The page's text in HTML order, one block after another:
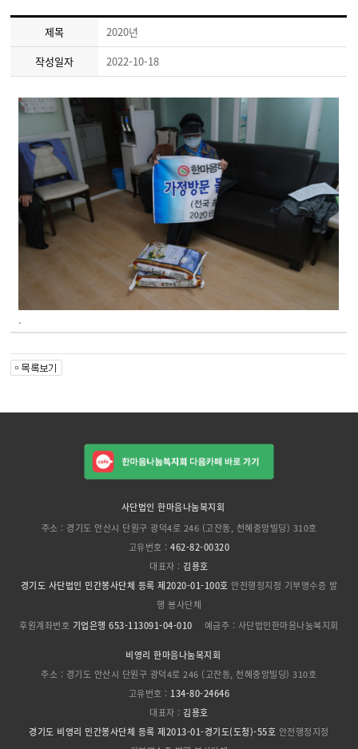
제목
2020년
작성일자
2022-10-18
.
사단법인 한마음나눔복지회
주소 : 경기도 안산시 단원구 광덕4로 246 (고잔동, 천혜중앙빌딩) 310호
고유번호 :462-82-00320
대표자 : 김용호
경기도 사단법인 민간봉사단체 등록 제2020-01-100호 안전행정지정 기부영수증 발
행 봉사단체
후원계좌번호 기업은행 653-113091-04-010 예금주 : 사단법인한마음나눔복지회
비영리 한마음나눔복지회
주소 : 경기도 안산시 단원구 광덕4로 246 (고잔동, 천혜중앙빌딩) 310호
고유번호 : 134-80-24646
대표자 : 김용호
경기도 비영리 민간봉사단체 등록 제2013-01-경기도(도청)-55호 안전행정지정